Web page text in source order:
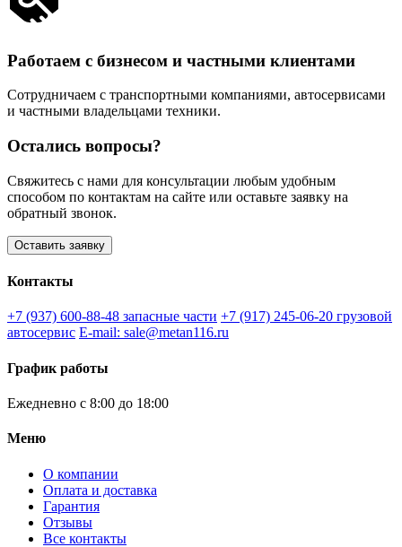
Работаем с бизнесом и частными клиентами
Сотрудничаем с транспортными компаниями, автосервисами
и частными владельцами техники.
Остались вопросы?
Свяжитесь с нами для консультации любым удобным
способом по контактам на сайте или оставьте заявку на
обратный звонок.
Оставить заявку
Контакты
+7 (937) 600-88-48 запасные части +7 (917) 245-06-20 грузовой
автосервис E-mail: sale@metan116.ru
График работы
Ежедневно с 8:00 до 18:00
Меню
О компании
Оплата и доставка
Гарантия
Отзывы
Все контакты